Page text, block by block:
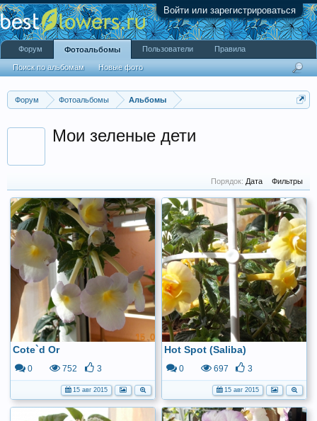
Войти или зарегистрироваться
Форум Фотоальбомы Альбомы
Мои зеленые дети
Порядок: Дата Фильтры
Cote`d Or
0 752 3
15 авг 2015
Hot Spot (Saliba)
0 697 3
15 авг 2015
Форум Фотоальбомы
Поиск по альбомам Новые фото
Пользователи Правила